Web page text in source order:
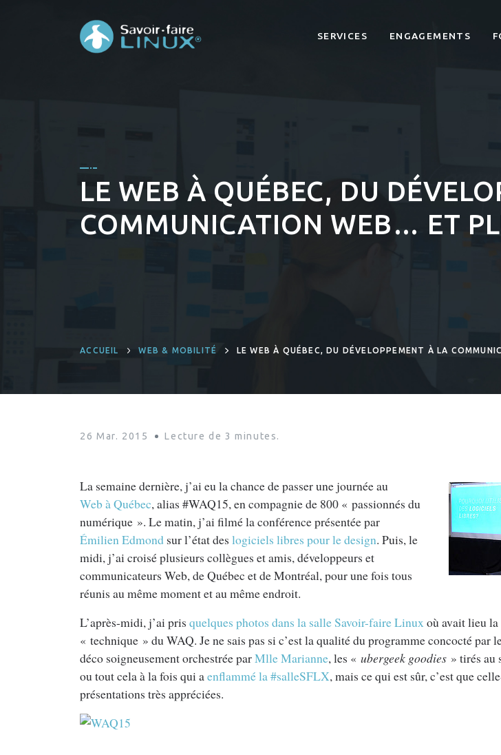
SERVICES ENGAGEMENTS
LE WEB À QUÉBEC, DU
COMMUNICATION WEB… ET
ACCUEIL WEB & MOBILITÉ LE WEB À QUÉBEC, DU DÉVELOPPEMENT À LA
26 Mar. 2015 Lecture de 3 minutes.
La semaine dernière, j’ai eu la chance de passer une journée au
Web à Québec, alias #WAQ15, en compagnie de 800 « passionnés du
numérique ». Le matin, j’ai filmé la conférence présentée par
Émilien Edmond sur l’état deslogiciels libres pour le design. Puis, le
midi, j’ai croisé plusieurs collègues et amis, développeurs et
communicateurs Web, de Québec et de Montréal, pour une fois tous
réunis au même moment et au même endroit.
L’après-midi, j’ai prisquelques photos dans la salle Savoir-faire Linux où avait lieu
« technique » du WAQ. Je ne sais pas si c’est la qualité du programme concocté par
déco soigneusement orchestrée parMlle Marianne, les «ubergeek goodies » tirés au
ou tout cela à la fois qui aenflammé la #salleSFLX, mais ce qui est sûr, c’est que
présentations très appréciées.